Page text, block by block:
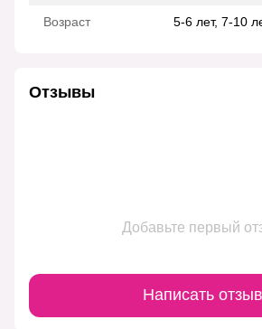
Возраст 5-6 лет, 7-10
Отзывы
Добавьте первый
Написать отзыв